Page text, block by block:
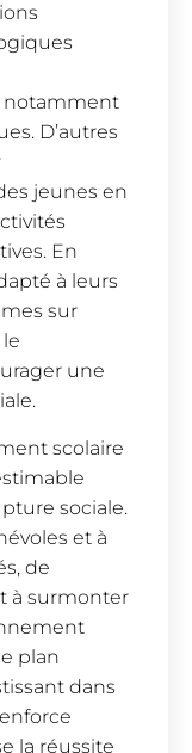
notamment
D’autres
jeunes en
En
à leurs
sur
une
scolaire
sociale.
et à
de
à surmonter
plan
dans
la réussite